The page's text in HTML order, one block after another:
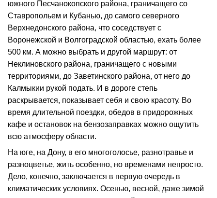
южного Песчанокопского района, граничащего со
Ставропольем и Кубанью, до самого северного
Верхнедонского района, что соседствует с
Воронежской и Волгоградской областью, ехать более
500 км. А можно выбрать и другой маршрут: от
Неклиновского района, граничащего с новыми
территориями, до Заветинского района, от него до
Калмыкии рукой подать. И в дороге степь
раскрывается, показывает себя и свою красоту. Во
время длительной поездки, обедов в придорожных
кафе и остановок на бензозаправках можно ощутить
всю атмосферу области.
На юге, на Дону, в его многоголосье, разнотравье и
разноцветье, жить особенно, но временами непросто.
Дело, конечно, заключается в первую очередь в
климатических условиях. Осенью, весной, даже зимой